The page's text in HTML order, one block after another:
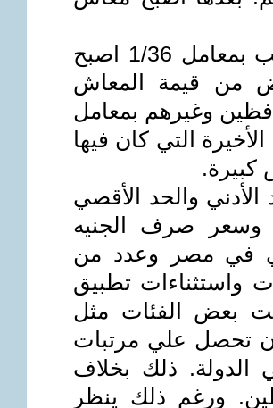
بعد أن كان المعاش للموظفين يحسب بمعامل 1/36 اصبح
ما يخفض من قيمة المعاش
وغيرهم بمعامل
التي كان فيها
كبيرة.
والحد الأقصي
وسعر صرف الجنيه
في مصر وعدد من
واستثناءات تطبيق
بعض الفئات مثل
ان تحصل علي مرتبات
ذلك بخلاف
ورغم ذلك ينظر